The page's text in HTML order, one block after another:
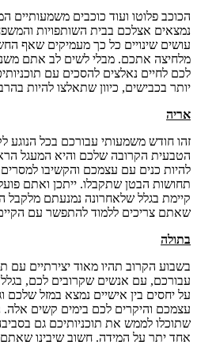
הכוכב פלוטו ועוד כוכבים משמעותיים
נמצאים אצלכם בבית השותפויות
עושים שינויים כל כך מעמיקים שאף
מלחיצה אתכם. מבלי לשים לב אתם
לכם לחיים נאלצים להסכים עם
יותר בכבישים, כיוון שתאלצו להיות
אריה
זהו חודש משמעותי עבורכם בכל הנוגע
הטבעית הקרובה שלכם והיא המעגל
להיות כנים עם עצמכם והקשיבו
תחושות הבטן שתקבלו. ייתכן ואתם
קיימת בגלל שלאחרונה נמנעתם מלקבל
שאתם צריכים ללמוד להתפשר עם
בתולה
בשבוע הקרוב תהיו מאוד יצירתיים
עבורכם, עם אנשים שקרובים לכם,
על יחסים בין אישיים נמצא במזל שלכם
עצמכם והיקרים לכם בימים קשים אלה.
שתוכלו לממש את תוכניותיכם גם
אחד יתר על המידה. חשוב שיבינו